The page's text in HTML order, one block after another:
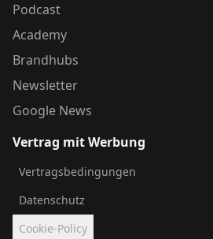
Podcast
Academy
Brandhubs
Newsletter
Google News
Vertrag mit Werbung
Vertragsbedingungen
Datenschutz
Cookie-Policy